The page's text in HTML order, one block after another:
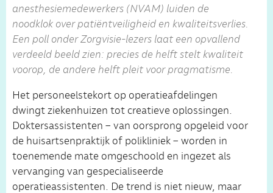
anesthesiemedewerkers (NVAM) luiden de
noodklok over patiëntveiligheid en kwaliteitsverlies.
Een poll onder Zorgvisie-lezers laat een opvallend
verdeeld beeld zien: precies de helft stelt kwaliteit
voorop, de andere helft pleit voor pragmatisme.
Het personeelstekort op operatieafdelingen
dwingt ziekenhuizen tot creatieve oplossingen.
Doktersassistenten – van oorsprong opgeleid voor
de huisartsenpraktijk of polikliniek – worden in
toenemende mate omgeschoold en ingezet als
vervanging van gespecialiseerde
operatieassistenten. De trend is niet nieuw, maar